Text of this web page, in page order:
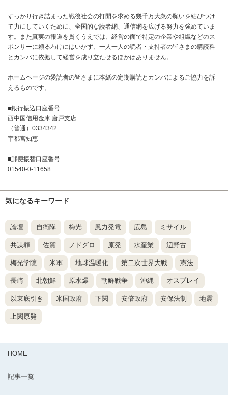
すっかり行き詰まった戦後社会の打開を求める幾千万大衆の願いを結びつけ
て力にしていくために、全国的な読者網、通信網を広げる努力を強めていま
す。また真実の報道を貫くうえでは、経営の面で特定の企業や組織などのス
ポンサーに頼るわけにはいかず、一人一人の読者・支持者の皆さまの購読料
とカンパに依拠して経営を成り立たせるほかはありません。
ホームページの愛読者の皆さまに本紙の定期購読とカンパによるご協力を訴
えるものです。
■銀行振込口座番号
西中国信用金庫 唐戸支店
（普通）0334342
宇都宮知恵
■郵便振替口座番号
01540-0-11658
気になるキーワード
論壇 自衛隊 梅光 風力発電 広島 ミサイル
共謀罪 佐賀 ノドグロ 原発 水産業 辺野古
梅光学院 米軍 地球温暖化 第二次世界大戦 憲法
長崎 北朝鮮 原水爆 朝鮮戦争 沖縄 オスプレイ
以東底引き 米国政府 下関 安倍政府 安保法制 地震
上関原発
HOME
記事一覧